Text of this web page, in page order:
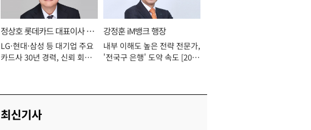
정상호 롯데카드 대표이사 사
장
LG·현대·삼성 등 대기업 주요
카드사 30년 경력, 신뢰 회복
강정훈 iM뱅크 행장
내부 이해도 높은 전략 전문가,
'전국구 은행' 도약 속도 [2026
최신기사